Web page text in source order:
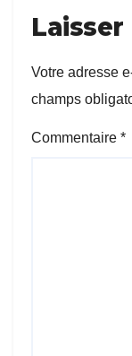
Votre adresse
champs
Commentaire *